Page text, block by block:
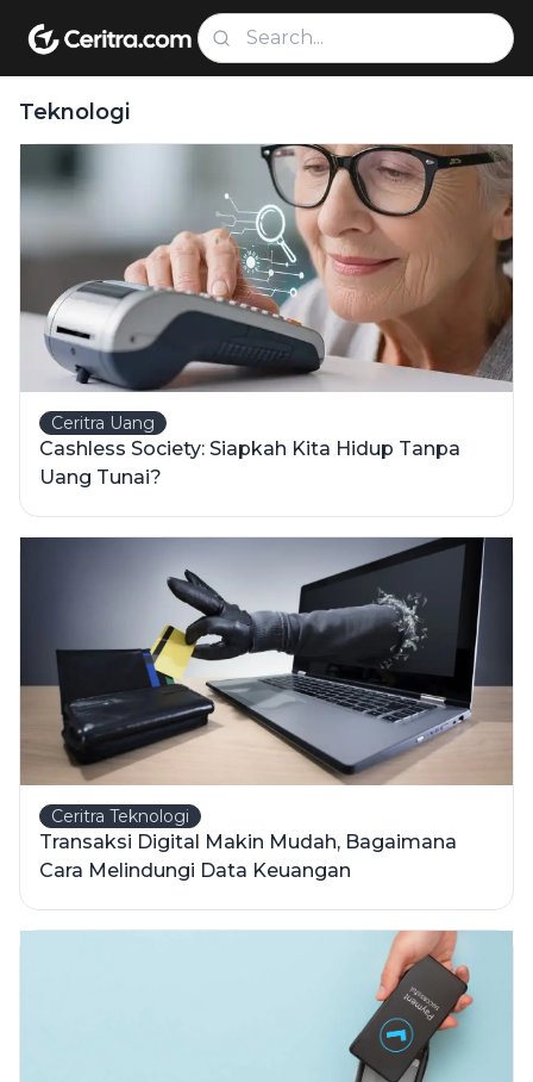
Teknologi
Ceritra Uang
Cashless Society: Siapkah Kita Hidup Tanpa
Uang Tunai?
Ceritra Teknologi
Transaksi Digital Makin Mudah, Bagaimana
Cara Melindungi Data Keuangan